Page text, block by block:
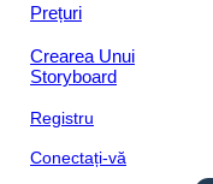
Prețuri
Crearea Unui
Storyboard
Registru
Conectați-vă